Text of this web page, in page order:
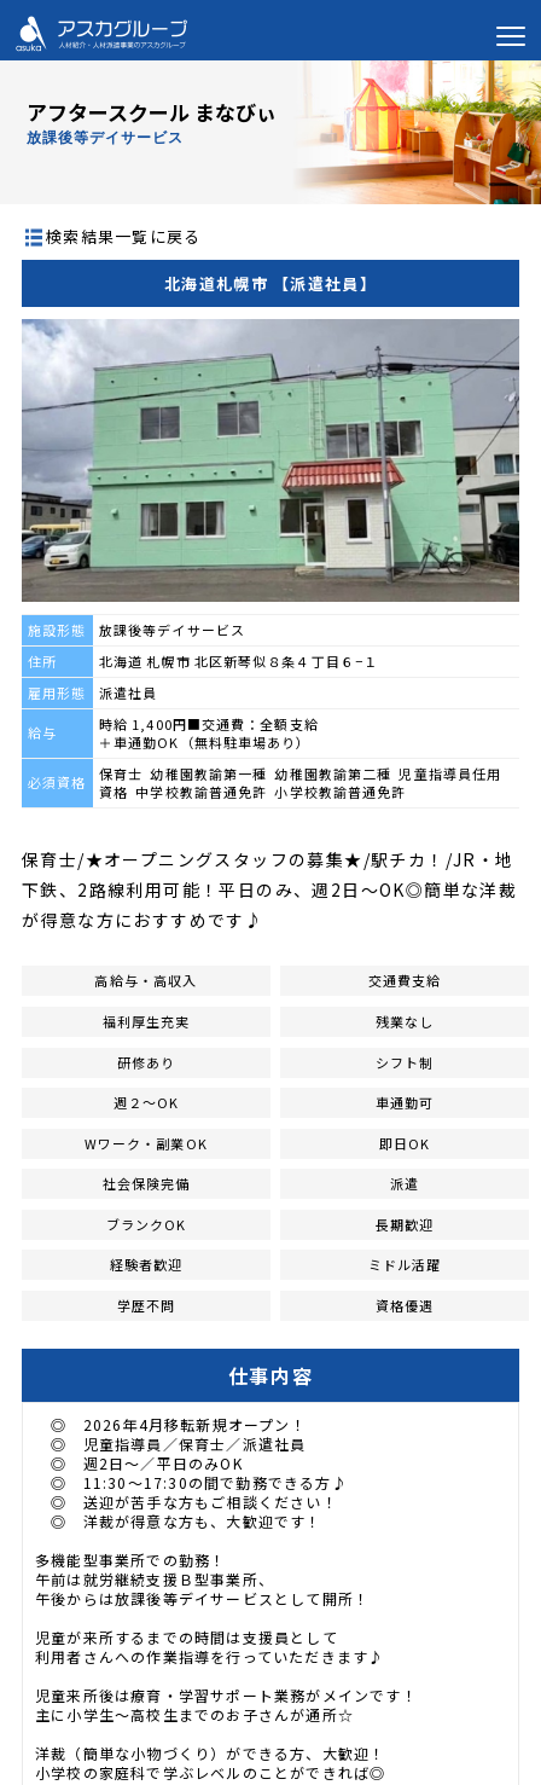
アフタースクール まなびぃ
放課後等デイサービス
検索結果一覧に戻る
北海道札幌市 【派遣社員】
施設形態
放課後等デイサービス
住所
北海道 札幌市 北区新琴似８条４丁目６−１
雇用形態
派遣社員
給与
時給 1,400円■交通費：全額支給
＋車通勤OK（無料駐車場あり）
必須資格
保育士 幼稚園教諭第一種 幼稚園教諭第二種 児童指導員任用
資格 中学校教諭普通免許 小学校教諭普通免許
保育士/★オープニングスタッフの募集★/駅チカ！/JR・地
下鉄、2路線利用可能！平日のみ、週2日～OK◎簡単な洋裁
が得意な方におすすめです♪
高給与・高収入 交通費支給
福利厚生充実 残業なし
研修あり シフト制
週２～OK 車通勤可
Wワーク・副業OK 即日OK
社会保険完備 派遣
ブランクOK 長期歓迎
経験者歓迎 ミドル活躍
学歴不問 資格優遇
仕事内容
◎ 2026年4月移転新規オープン！
◎ 児童指導員／保育士／派遣社員
◎ 週2日～／平日のみOK
◎ 11:30～17:30の間で勤務できる方♪
◎ 送迎が苦手な方もご相談ください！
◎ 洋裁が得意な方も、大歓迎です！
多機能型事業所での勤務！
午前は就労継続支援Ｂ型事業所、
午後からは放課後等デイサービスとして開所！
児童が来所するまでの時間は支援員として
利用者さんへの作業指導を行っていただきます♪
児童来所後は療育・学習サポート業務がメインです！
主に小学生～高校生までのお子さんが通所☆
洋裁（簡単な小物づくり）ができる方、大歓迎！
小学校の家庭科で学ぶレベルのことができれば◎